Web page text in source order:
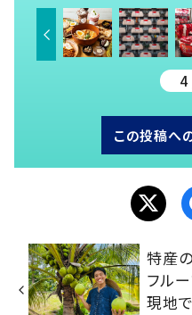
4
この投稿へ
特産
フル
現地